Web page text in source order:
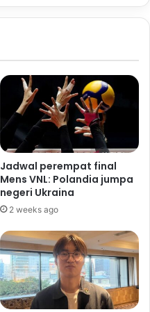
Jadwal perempat final
Mens VNL: Polandia jumpa
negeri Ukraina
2 weeks ago